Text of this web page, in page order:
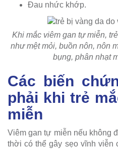
Đau nhức khớp.
Khi mắc viêm gan tự miễn,
như mệt mỏi, buồn nôn, nôn
bụng, phân nhạt
Các biến
phải khi trẻ
miễn
Viêm gan tự miễn nếu không
thời có thể gây sẹo vĩnh